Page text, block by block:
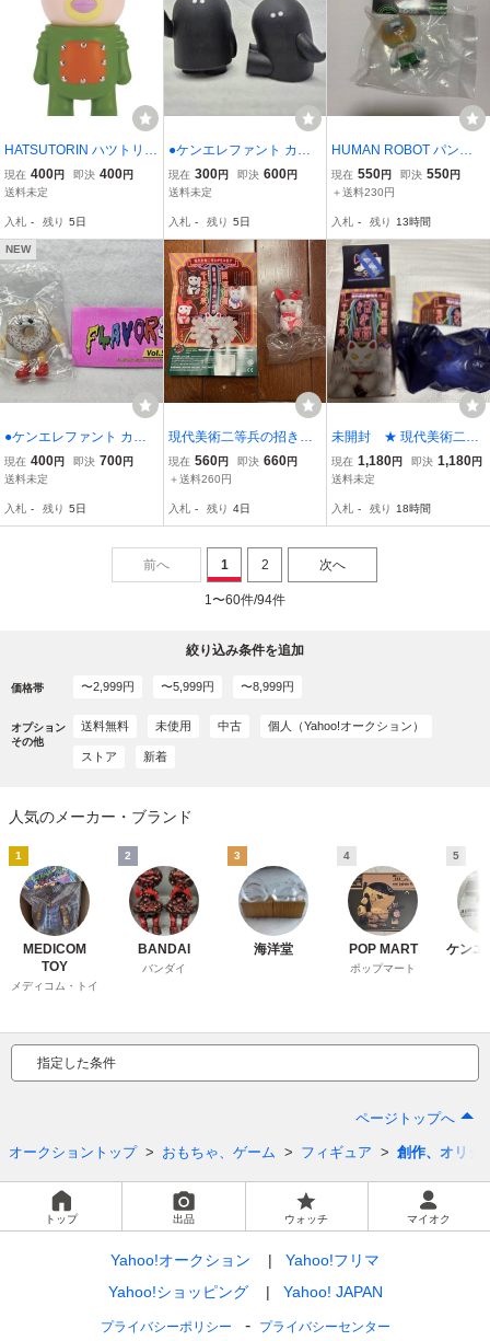
HATSUTORIN ハツトリン
フンフン フィギュアコレ
クション グリーン ケンエ
現在 400円 即決 400円
送料未定
入札 - 残り 5日
●ケンエレファント カプ
セルトイ★EMUboy ノー
マルVer. HELLO SORRY
on●開封済 本体のみ 定形
外発送可
現在 300円 即決 600円
送料未定
入札 - 残り 5日
HUMAN ROBOT パンデ
ッド フィギュアコレクシ
ョン ワッサン A ケンエレ
ックン コロネン カプセル
版 再販、
現在 550円 即決 550円
＋送料230円
入札 - 残り 13時間
NEW
●ケンエレファント カプ
セルトイ★FLAVORS Vol.
5 ハニープレーンドーナ
●未開封 ミニブック付き
現在 400円 即決 700円
送料未定
入札 - 残り 5日
現代美術二等兵の招き
猫 夜の招き猫 【赤】
現在 560円 即決 660円
＋送料260円
入札 - 残り 4日
未開封 ★ 現代美術二等
兵の招き猫 ★ 千客万ラ
イライライライライ
現在 1,180円 即決 1,180円
送料未定
入札 - 残り 18時間
前へ 1 2 次へ
1〜60件/94件
絞り込み条件を追加
価格帯 〜2,999円 〜5,999円 〜8,999円
オプション
その他
送料無料 未使用 中古 個人（Yahoo!オークション）
ストア 新着
人気のメーカー・ブランド
1
MEDICOM
TOY
メディコム・トイ
2
BANDAI
バンダイ
3
海洋堂
4
POP MART
ポップマート
5
ケンエ
指定した条件
ページトップへ
オークショントップ おもちゃ、ゲーム フィギュア 創作、オリジ
トップ 出品 ウォッチ マイオク
Yahoo!オークション
Yahoo!フリマ
Yahoo!ショッピング
Yahoo! JAPAN
プライバシーポリシー プライバシーセンター